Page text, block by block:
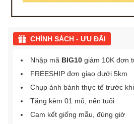
CHÍNH SÁCH - ƯU ĐÃI
Nhập mã BIG10 giảm 10K đơn
FREESHIP đơn giao dưới 5km
Chụp ảnh bánh thực tế trước
Tặng kèm 01 mũ, nến tuổi
Cam kết giống mẫu, đúng giờ